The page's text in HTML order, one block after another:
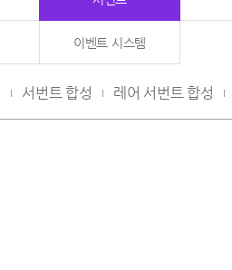
이벤트 시스템
서번트 합성 레어 서번트 합성